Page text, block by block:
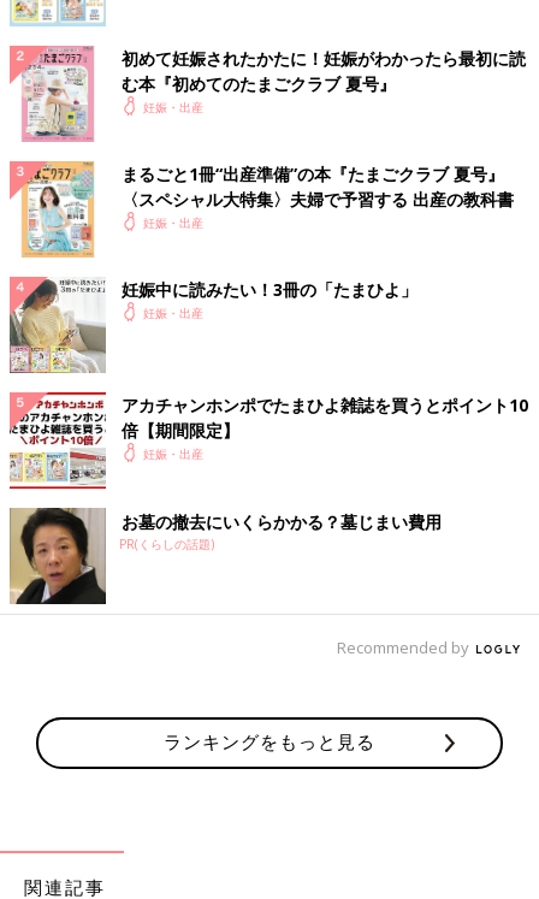
気になりごとへの解説に加え、妊娠初期・
時期別にチェックができます。気になる他の食材もチェックして
みて！
チェックツールで他の食べ物・飲み物を調べる
「まいにちのたまひよ」アプリをダウンロードすると、食べ物・
飲み物のOK・NGが気になったときにいつでも確認できます！
ダウンロード（無料）
初めて妊娠されたかたに！妊娠がわかったら最初に読
む本『初めてのたまごクラブ 夏号』
妊娠・出産
まるごと1冊“出産準備”の本『たまごクラブ 夏号』
〈スペシャル大特集〉夫婦で予習する 出産の教科書
妊娠・出産
妊娠中に読みたい！3冊の「たまひよ」
妊娠・出産
アカチャンホンポでたまひよ雑誌を買うとポイント10
倍【期間限定】
妊娠・出産
お墓の撤去にいくらかかる？墓じまい費用
PR(くらしの話題)
Recommended by
ランキングをもっと見る
関連記事